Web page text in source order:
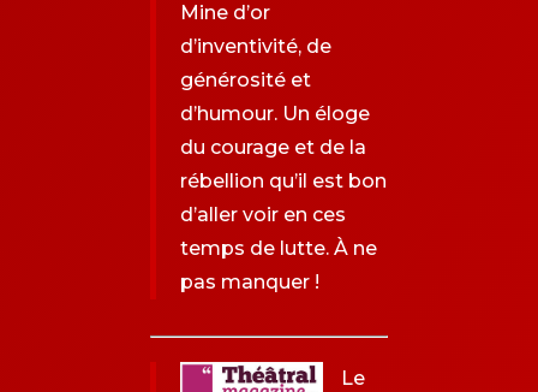
Mine d’or
d’inventivité, de
générosité et
d’humour. Un éloge
du courage et de la
rébellion qu’il est bon
d’aller voir en ces
temps de lutte. À ne
pas manquer !
Le